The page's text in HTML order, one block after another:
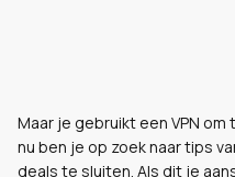
Maar je gebruikt een VPN
nu ben je op zoek naar tips
deals te sluiten. Als dit je